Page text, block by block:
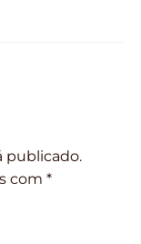
publicado.
com *